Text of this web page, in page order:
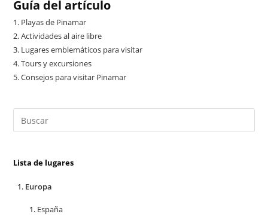
Guía del artículo
1. Playas de Pinamar
2.Actividades al aire libre
3. Lugares emblemáticos para visitar
4.Tours y excursiones
5.Consejos para visitar Pinamar
Lista de lugares
Europa
España